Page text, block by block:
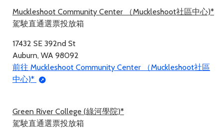
Muckleshoot Community Center （Muckleshoot社區中心)*
駕駛直通選票投放箱
17432 SE 392nd St
Auburn, WA 98092
前往 Muckleshoot Community Center （Muckleshoot社區
中心)*
Green River College (綠河學院)*
駕駛直通選票投放箱